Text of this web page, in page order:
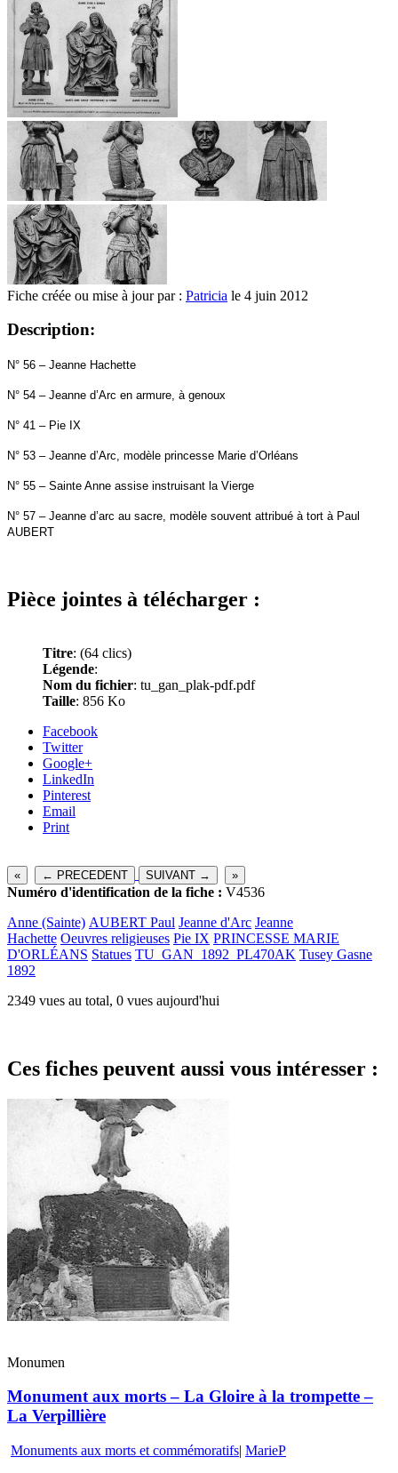
Fiche créée ou mise à jour par : Patricia le 4 juin 2012
Description:
N° 56 –Jeanne Hachette
N° 54 – Jeanne d’Arc en armure, à genoux
N° 41 – Pie IX
N° 53 – Jeanne d’Arc, modèle princesse Marie d’Orléans
N° 55 – Sainte Anne assise instruisant la Vierge
N° 57 – Jeanne d’arc au sacre, modèle souvent attribué à tort à Paul
AUBERT
Pièce jointes à télécharger :
Titre: (64 clics)
Légende:
Nom du fichier: tu_gan_plak-pdf.pdf
Taille: 856 Ko
Facebook
Twitter
Google+
LinkedIn
Pinterest
Email
Print
« ← PRECEDENT SUIVANT → »
Numéro d'identification de la fiche : V4536
Anne (Sainte) AUBERT Paul Jeanne d'Arc Jeanne
Hachette Oeuvres religieuses Pie IX PRINCESSE MARIE
D'ORLÉANS Statues TU_GAN_1892_PL470AK Tusey Gasne
1892
2349 vues au total, 0 vues aujourd'hui
Ces fiches peuvent aussi vous intéresser :
Monumen
Monument aux morts – La Gloire à la trompette –
La Verpillière
Monuments aux morts et commémoratifs| MarieP